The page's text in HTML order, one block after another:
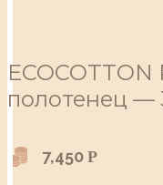
полотенец —
7,450 Р